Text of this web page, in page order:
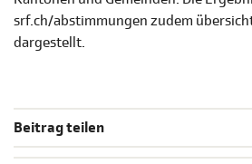
srf.ch/abstimmungen zudem
dargestellt.
Beitrag teilen